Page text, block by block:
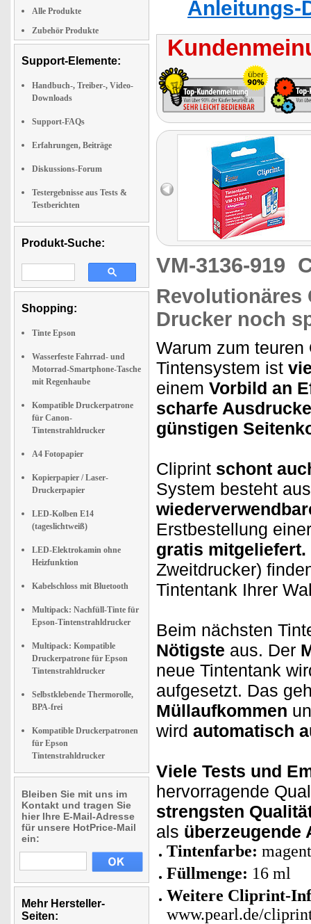
Alle Produkte
Zubehör Produkte
Support-Elemente:
Handbuch-, Treiber-, Video-
Downloads
Support-FAQs
Erfahrungen, Beiträge
Diskussions-Forum
Testergebnisse aus Tests &
Testberichten
Produkt-Suche:
Shopping:
Tinte Epson
Wasserfeste Fahrrad- und
Motorrad-Smartphone-Tasche
mit Regenhaube
Kompatible Druckerpatrone
für Canon-
Tintenstrahldrucker
A4 Fotopapier
Kopierpapier / Laser-
Druckerpapier
LED-Kolben E14
(tageslichtweiß)
LED-Elektrokamin ohne
Heizfunktion
Kabelschloss mit Bluetooth
Multipack: Nachfüll-Tinte für
Epson-Tintenstrahldrucker
Multipack: Kompatible
Druckerpatrone für Epson
Tintenstrahldrucker
Selbstklebende Thermorolle,
BPA-frei
Kompatible Druckerpatronen
für Epson
Tintenstrahldrucker
Bleiben Sie mit uns im
Kontakt und tragen Sie
hier Ihre E-Mail-Adresse
für unsere HotPrice-Mail
ein:
Mehr Hersteller-
Seiten:
Anleitungs-
VM-3136-919
Revolutionäres
Drucker noch
Warum zum
Tintensystem ist
einem Vorbild an
scharfe Ausdrucke
günstigen
Cliprint schont
System besteht
Erstbestellung
gratis mitgeliefert.
Zweitdrucker)
Tintentank Ihrer
Beim nächsten
Nötigste aus. Der
neue Tintentank
aufgesetzt. Das
Müllaufkommen
wird automatisch
Viele Tests und
hervorragende
strengsten
als überzeugende
Tintenfarbe:
Füllmenge: 16 ml
Weitere Cliprint-
www.pearl.de/